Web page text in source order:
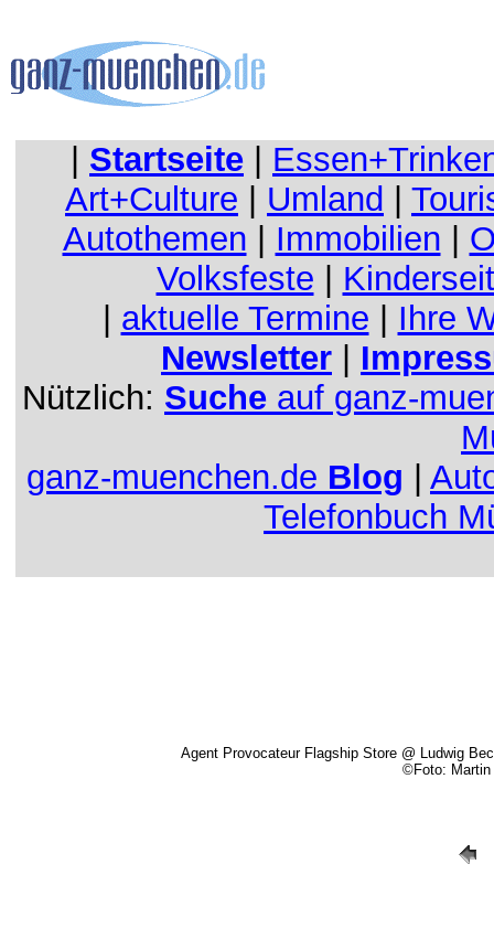
Startseite
Art+Culture
Umland
Autothemen
Immobilien
Volksfeste
aktuelle Termine
Ihre
Newsletter
Nützlich: Suche auf ganz-
ganz-muenchen.de Blog
Telefonbuch
Agent Provocateur Flagship Store @ Ludwig
©Foto: Martin